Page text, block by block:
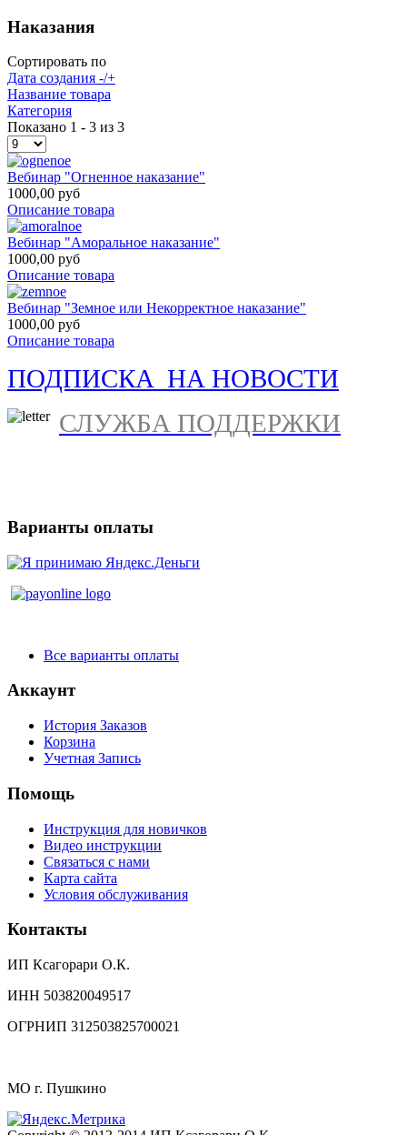
Наказания
Сортировать по
Дата создания -/+
Название товара
Категория
Показано 1 - 3 из 3
Вебинар "Огненное наказание"
1000,00 руб
Описание товара
Вебинар "Аморальное наказание"
1000,00 руб
Описание товара
Вебинар "Земное или Некорректное наказание"
1000,00 руб
Описание товара
ПОДПИСКА НА НОВОСТИ
СЛУЖБА ПОДДЕРЖКИ
Варианты оплаты
Все варианты оплаты
Аккаунт
История Заказов
Корзина
Учетная Запись
Помощь
Инструкция для новичков
Видео инструкции
Связаться с нами
Карта сайта
Условия обслуживания
Контакты
ИП Ксагорари О.К.
ИНН 503820049517
ОГРНИП 312503825700021
МО г. Пушкино